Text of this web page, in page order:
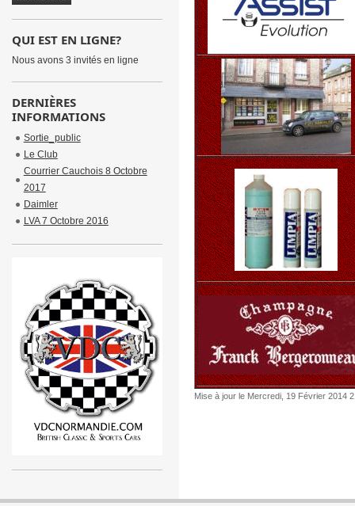
Mise à jour le Mercredi, 19 Février 2014
QUI EST EN LIGNE?
Nous avons 3 invités en ligne
DERNIÈRES
INFORMATIONS
Sortie_public
Le Club
Courrier Cauchois 8 Octobre
2017
Daimler
LVA 7 Octobre 2016